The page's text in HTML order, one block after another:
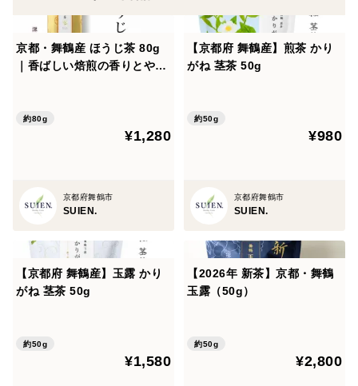
最後の一滴まで注いでください。
舞鶴のお茶は、全国茶品評会で産地賞日本一を受賞する
培に適した環境として、旨み豊かな茶葉を育てていま
流通量が少なく、まだ広く知られていない舞鶴のお茶。
一番茶の新茶ならではの、香りと旨みをぜひお試しくだ
お湯の温度や淹れ方で、味わいは驚くほど変化します。
本物の緑茶の価値があると私は思います。
ぜひお好みに合わせて、お楽しみください。
京都・舞鶴産 ほうじ茶 80g
｜香ばしい焙煎の香りとやさ
約80g
¥1,280
京都府舞鶴市
SUIEN.
【京都府 舞鶴産】煎茶 かり
がね 茎茶 50g
約50g
¥980
京都府舞鶴市
SUIEN.
【京都府 舞鶴産】玉露 かり
がね 茎茶 50g
約50g
¥1,580
【2026年 新茶】京都・舞鶴
玉露（50g）
約50g
¥2,800